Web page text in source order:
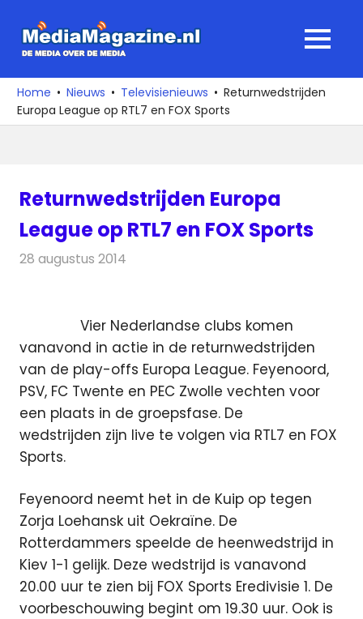
naar
media
over
de
MENU
Home Nieuws Televisienieuws
Returnwedstrijden
Europa League op RTL7 en FOX Sports
Returnwedstrijden Europa
League op RTL7 en FOX Sports
28 augustus 2014
Vier Nederlandse clubs komen
vanavond in actie in de returnwedstrijden
van de play-offs Europa League. Feyenoord,
PSV, FC Twente en PEC Zwolle vechten voor
een plaats in de groepsfase. De
wedstrijden zijn live te volgen via RTL7 en FOX
Sports.
Feyenoord neemt het in de Kuip op tegen
Zorja Loehansk uit Oekraïne. De
Rotterdammers speelde de heenwedstrijd in
Kiev 1-1 gelijk. Deze wedstrijd is vanavond
20.00 uur te zien bij FOX Sports Eredivisie 1. De
voorbeschouwing begint om 19.30 uur. Ook is